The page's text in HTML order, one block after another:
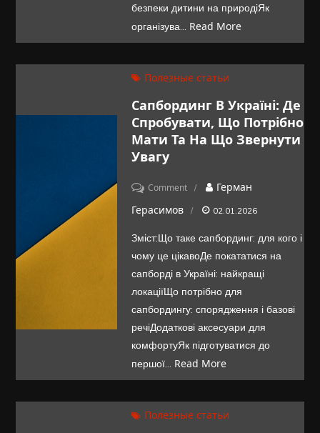
і
рекомендації
безпеки дитини на природіЯк
організува… Read More
Полезные статьи
Сапбординг В Україні: Де
Спробувати, Що Потрібно
Мати Та На Що Звернути
Увагу
Commenton
Сапбординг
спробувати,
що
потрібно
мати
та
Герман
Герасимов
02.01.2026
Зміст:Що таке сапбординг: для кого і
чому це цікавоДе покататися на
сапборді в Україні: найкращі
локаціїЩо потрібно для
сапбордингу: спорядження і базові
речіДодаткові аксесуари для
комфортуЯк підготуватися до
першої… Read More
Полезные статьи